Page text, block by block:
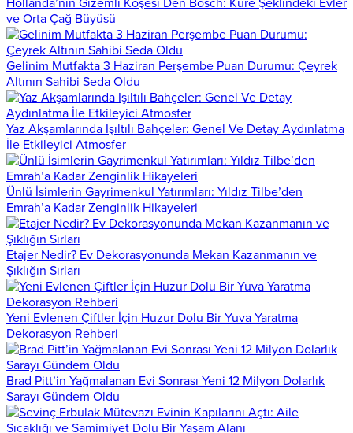
ve Orta Çağ Büyüsü
Gelinim Mutfakta 3 Haziran Perşembe Puan Durumu: Çeyrek
Altının Sahibi Seda Oldu
Yaz Akşamlarında Işıltılı Bahçeler: Genel Ve Detay Aydınlatma
İle Etkileyici Atmosfer
Ünlü İsimlerin Gayrimenkul Yatırımları: Yıldız Tilbe’den
Emrah’a Kadar Zenginlik Hikayeleri
Etajer Nedir? Ev Dekorasyonunda Mekan Kazanmanın ve
Şıklığın Sırları
Yeni Evlenen Çiftler İçin Huzur Dolu Bir Yuva Yaratma
Dekorasyon Rehberi
Brad Pitt’in Yağmalanan Evi Sonrası Yeni 12 Milyon Dolarlık
Sarayı Gündem Oldu